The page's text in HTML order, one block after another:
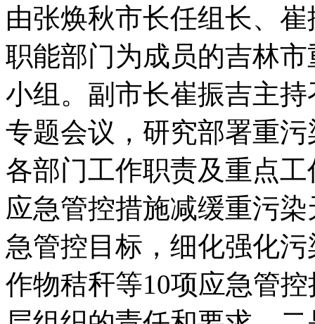
由张焕秋市长任组长、
职能部门为成员的吉林
小组。副市长崔振吉主
专题会议，研究部署重
各部门工作职责及重点
应急管控措施减缓重污
急管控目标，细化强化
作物秸秆等10项应急管